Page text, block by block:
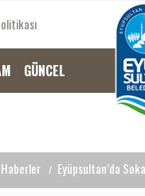
GÜNCEL
Haberler Eyüpsultan’da